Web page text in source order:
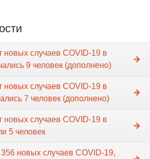
новых случаев COVID-19 в
9 человек (дополнено)
новых случаев COVID-19 в
7 человек (дополненo)
новых случаев COVID-19 в
5 человек
356 новых случаев COVID-19,